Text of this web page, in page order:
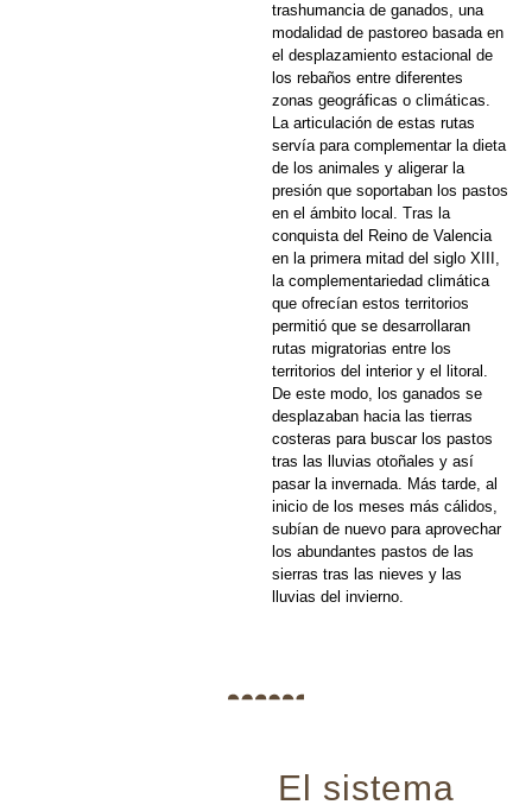
trashumancia de ganados, una
modalidad de pastoreo basada en
el desplazamiento estacional de
los rebaños entre diferentes
zonas geográficas o climáticas.
La articulación de estas rutas
servía para complementar la dieta
de los animales y aligerar la
presión que soportaban los pastos
en el ámbito local. Tras la
conquista del Reino de Valencia
en la primera mitad del siglo XIII,
la complementariedad climática
que ofrecían estos territorios
permitió que se desarrollaran
rutas migratorias entre los
territorios del interior y el litoral.
De este modo, los ganados se
desplazaban hacia las tierras
costeras para buscar los pastos
tras las lluvias otoñales y así
pasar la invernada. Más tarde, al
inicio de los meses más cálidos,
subían de nuevo para aprovechar
los abundantes pastos de las
sierras tras las nieves y las
lluvias del invierno.
El sistema